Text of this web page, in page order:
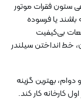
ستون فقرات موتور
یا فرسوده
بی‌کیفیت
خط انداختن سیلندر
بهترین گزینه
کارخانه کار کند.